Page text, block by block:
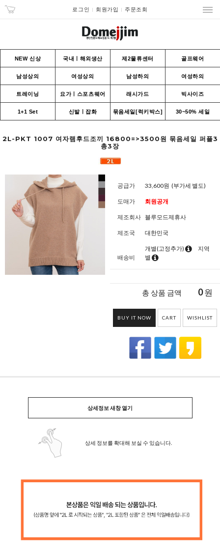
로그인 회원가입 주문조회
NEW 신상 국내ㅣ해외생산 제2물류센터 골프웨어
남성상의 여성상의 남성하의 여성하의
트레이닝 요가ㅣ스포츠웨어 래시가드 빅사이즈
1+1 Set 신발ㅣ잡화 묶음세일[럭키박스] 30~50% 세일
2L-PKT 1007 여자램후드조끼 16800=>3500원 묶음세일 퍼플3
총3장
공급가 33,600원 (부가세 별도)
도매가 회원공개
제조회사 블루모드제휴사
제조국 대한민국
배송비
개별(고정추가)
지역
별
총 상품 금액 0원
BUY IT NOW CART WISHLIST
상세정보 새창 열기
상세 정보를 확대해 보실 수 있습니다.